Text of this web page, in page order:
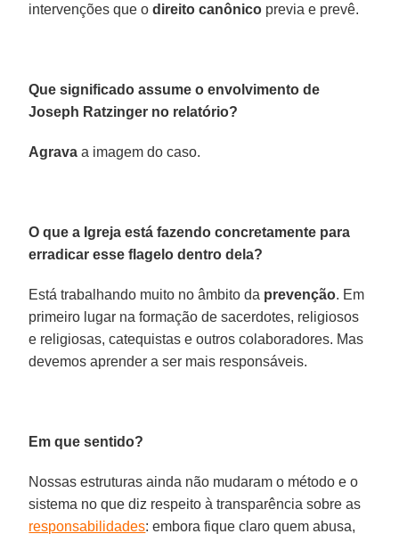
intervenções que odireito canônico previa e prevê.
Que significado assume o envolvimento de
Joseph Ratzinger no relatório?
Agrava a imagem do caso.
O que a Igreja está fazendo concretamente para
erradicar esse flagelo dentro dela?
Está trabalhando muito no âmbito da prevenção. Em
primeiro lugar na formação de sacerdotes, religiosos
e religiosas, catequistas e outros colaboradores. Mas
devemos aprender a ser mais responsáveis.
Em que sentido?
Nossas estruturas ainda não mudaram o método e o
sistema no que diz respeito à transparência sobre as
responsabilidades: embora fique claro quem abusa,